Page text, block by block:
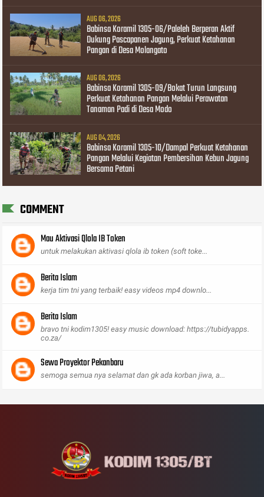
AUG 06, 2026
Babinsa Koramil 1305-06/Paleleh Berperan Aktif
Dukung Pascapanen Jagung, Perkuat Ketahanan
Pangan di Desa Molangato
AUG 06, 2026
Babinsa Koramil 1305-09/Bokat Turun Langsung
Perkuat Ketahanan Pangan Melalui Perawatan
Tanaman Padi di Desa Modo
AUG 04, 2026
Babinsa Koramil 1305-10/Dampal Perkuat Ketahanan
Pangan Melalui Kegiatan Pembersihan Kebun Jagung
Bersama Petani
COMMENT
Mau Aktivasi Qlola IB Token
untuk melakukan aktivasi qlola ib token (soft toke...
Berita Islam
kerja tim tni yang terbaik! easy videos mp4 downlo...
Berita Islam
bravo tni kodim1305! easy music download: https://tubidyapps.
co.za/
Sewa Proyektor Pekanbaru
semoga semua nya selamat dan gk ada korban jiwa, a...